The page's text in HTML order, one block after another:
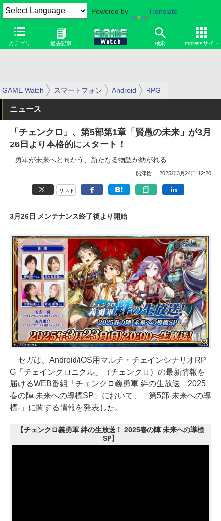
Powered by Translate
カテゴリ 過去記事 検索 Impressサイト
GAME Watch スマートフォン Android RPG
ニュース
「チェンクロ」、第5部第1章「賢愚の未来」が3月
26日より本格的にスタート！
勇軍が未来へと向かう、新たなる物語が紡がれる
船津稔 2025年3月24日 12:20
リスト
3月26日 メンテナンス終了後より開始
セガは、Android/iOS用マルチ・チェインシナリオRP
G「チェインクロニクル」（チェンクロ）の最新情報を
届けるWEB番組「チェンクロ義勇軍 絆の生放送！2025
春の陣 未来への導標SP」において、「第5部-未来への導
標-」に関する情報を発表した。
【チェンクロ義勇軍 絆の生放送！ 2025春の陣 未来への導標
SP】